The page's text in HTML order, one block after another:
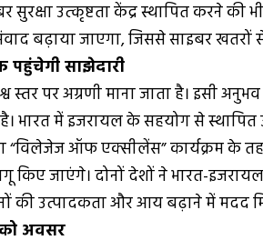
उत्कृष्टता केंद्र स्थापित करने की
बढ़ाया जाएगा, जिससे साइबर खतरों
साझेदारी
पर अग्रणी माना जाता है। इसी
भारत में इजरायल के सहयोग से स्थापित
“विलेजेज ऑफ एक्सीलेंस” कार्यक्रम
किए जाएंगे। दोनों देशों ने भारत-
की उत्पादकता और आय बढ़ाने में मदद
को अवसर